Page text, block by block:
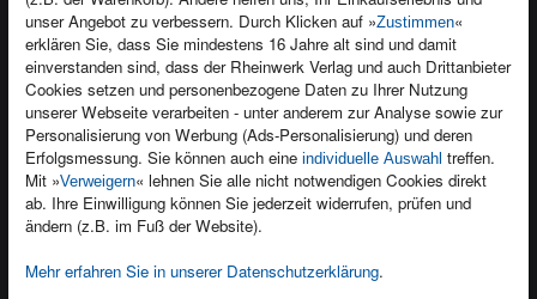
unser Angebot zu verbessern. Durch Klicken auf »Zustimmen«
erklären Sie, dass Sie mindestens 16 Jahre alt sind und damit
einverstanden sind, dass der Rheinwerk Verlag und auch Drittanbieter
Cookies setzen und personenbezogene Daten zu Ihrer Nutzung
unserer Webseite verarbeiten - unter anderem zur Analyse sowie zur
Personalisierung von Werbung (Ads-Personalisierung) und deren
Erfolgsmessung. Sie können auch eine individuelle Auswahl treffen.
Mit »Verweigern« lehnen Sie alle nicht notwendigen Cookies direkt
ab. Ihre Einwilligung können Sie jederzeit widerrufen, prüfen und
ändern (z.B. im Fuß der Website).
Mehr erfahren Sie in unserer Datenschutzerklärung.
Newsletter
Für Unternehmen
Presseservice
Dozentenservice
Produktfeedback
Foreign Rights
Ein Buch schreiben
Kundenservice